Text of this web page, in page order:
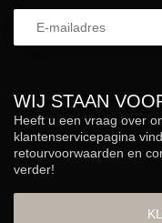
WIJ STAAN
Heeft u een vraag over
klantenservicepagina
retourvoorwaarden en
verder!